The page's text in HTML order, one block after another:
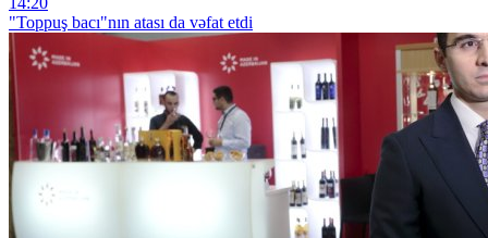
"Toppuş bacı"nın atası da vəfat etdi